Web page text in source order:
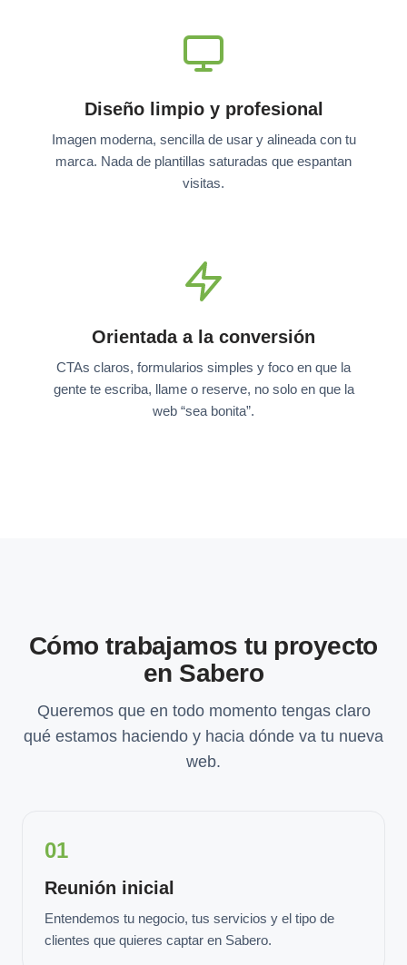
Diseño limpio y profesional
Imagen moderna, sencilla de usar y alineada con tu
marca. Nada de plantillas saturadas que espantan
visitas.
Orientada a la conversión
CTAs claros, formularios simples y foco en que la
gente te escriba, llame o reserve, no solo en que la
web “sea bonita”.
Cómo trabajamos tu proyecto
en Sabero
Queremos que en todo momento tengas claro
qué estamos haciendo y hacia dónde va tu nueva
web.
01
Reunión inicial
Entendemos tu negocio, tus servicios y el tipo de
clientes que quieres captar en Sabero.